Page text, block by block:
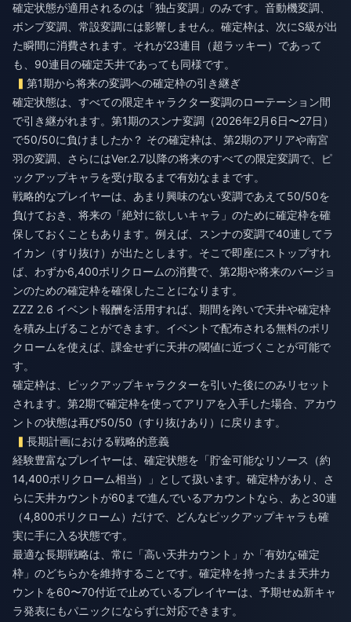
確定状態が適用されるのは「独占変調」のみです。音動機変調、
ボンプ変調、常設変調には影響しません。確定枠は、次にS級が出
た瞬間に消費されます。それが23連目（超ラッキー）であって
も、90連目の確定天井であっても同様です。
第1期から将来の変調への確定枠の引き継ぎ
確定状態は、すべての限定キャラクター変調のローテーション間
で引き継がれます。第1期のスンナ変調（2026年2月6日〜27日）
で50/50に負けましたか？ その確定枠は、第2期のアリアや南宮
羽の変調、さらにはVer.2.7以降の将来のすべての限定変調で、ピ
ックアップキャラを受け取るまで有効なままです。
戦略的なプレイヤーは、あまり興味のない変調であえて50/50を
負けておき、将来の「絶対に欲しいキャラ」のために確定枠を確
保しておくこともあります。例えば、スンナの変調で40連してラ
イカン（すり抜け）が出たとします。そこで即座にストップすれ
ば、わずか6,400ポリクロームの消費で、第2期や将来のバージョ
ンのための確定枠を確保したことになります。
ZZZ 2.6 イベント報酬を活用すれば、期間を跨いで天井や確定枠
を積み上げることができます。イベントで配布される無料のポリ
クロームを使えば、課金せずに天井の閾値に近づくことが可能で
す。
確定枠は、ピックアップキャラクターを引いた後にのみリセット
されます。第2期で確定枠を使ってアリアを入手した場合、アカウ
ントの状態は再び50/50（すり抜けあり）に戻ります。
長期計画における戦略的意義
経験豊富なプレイヤーは、確定状態を「貯金可能なリソース（約
14,400ポリクローム相当）」として扱います。確定枠があり、さ
らに天井カウントが60まで進んでいるアカウントなら、あと30連
（4,800ポリクローム）だけで、どんなピックアップキャラも確
実に手に入る状態です。
最適な長期戦略は、常に「高い天井カウント」か「有効な確定
枠」のどちらかを維持することです。確定枠を持ったまま天井カ
ウントを60〜70付近で止めているプレイヤーは、予期せぬ新キャ
ラ発表にもパニックにならずに対応できます。